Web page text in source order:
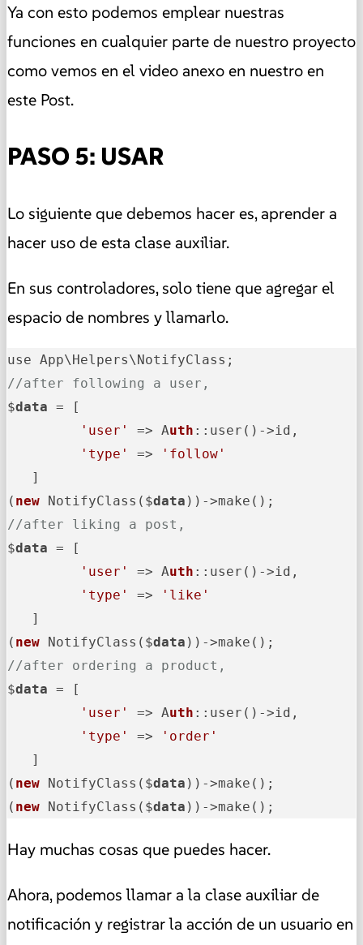
Ya con esto podemos emplear nuestras
funciones en cualquier parte de nuestro proyecto
como vemos en el video anexo en nuestro en
este Post.
PASO 5: USAR
Lo siguiente que debemos hacer es, aprender a
hacer uso de esta clase auxiliar.
En sus controladores, solo tiene que agregar el
espacio de nombres y llamarlo.
//after following a user,
$data = [
'user'
=> Auth ::user()->id,
'type'
=>
'follow'
]
( new NotifyClass($data ))->
//after liking a post,
$data = [
'user'
=> Auth ::user()->id,
'type'
=>
'like'
]
( new NotifyClass($data ))->
//after ordering a product,
$data = [
'user'
=> Auth ::user()->id,
'type'
=>
'order'
]
( new NotifyClass($data ))->make();
( new NotifyClass($data ))->make();
Hay muchas cosas que puedes hacer.
Ahora, podemos llamar a la clase auxiliar de
notificación y registrar la acción de un usuario en